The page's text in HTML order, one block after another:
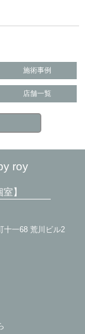
施術事例
店舗一覧
roy
】
十一68 荒川ビル2